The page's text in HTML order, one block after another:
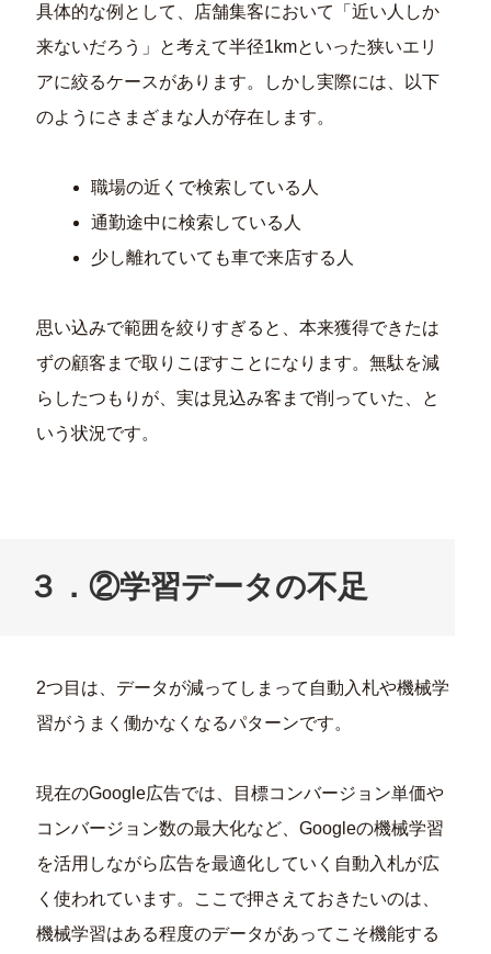
具体的な例として、店舗集客において「近い人しか
来ないだろう」と考えて半径1kmといった狭いエリ
アに絞るケースがあります。しかし実際には、以下
のようにさまざまな人が存在します。
職場の近くで検索している人
通勤途中に検索している人
少し離れていても車で来店する人
思い込みで範囲を絞りすぎると、本来獲得できたは
ずの顧客まで取りこぼすことになります。無駄を減
らしたつもりが、実は見込み客まで削っていた、と
いう状況です。
３．②学習データの不足
2つ目は、データが減ってしまって自動入札や機械学
習がうまく働かなくなるパターンです。
現在のGoogle広告では、目標コンバージョン単価や
コンバージョン数の最大化など、Googleの機械学習
を活用しながら広告を最適化していく自動入札が広
く使われています。ここで押さえておきたいのは、
機械学習はある程度のデータがあってこそ機能する